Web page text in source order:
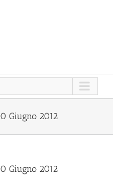
Giugno 2012
Giugno 2012